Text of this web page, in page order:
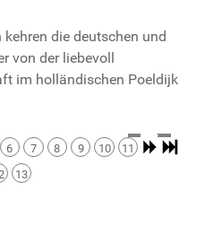
die deutschen und
von der liebevoll
im holländischen Poeldijk
6 7 8 9 10
11
13